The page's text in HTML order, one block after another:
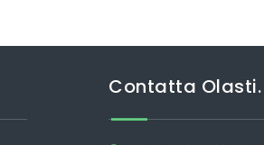
Contatta Olasti.